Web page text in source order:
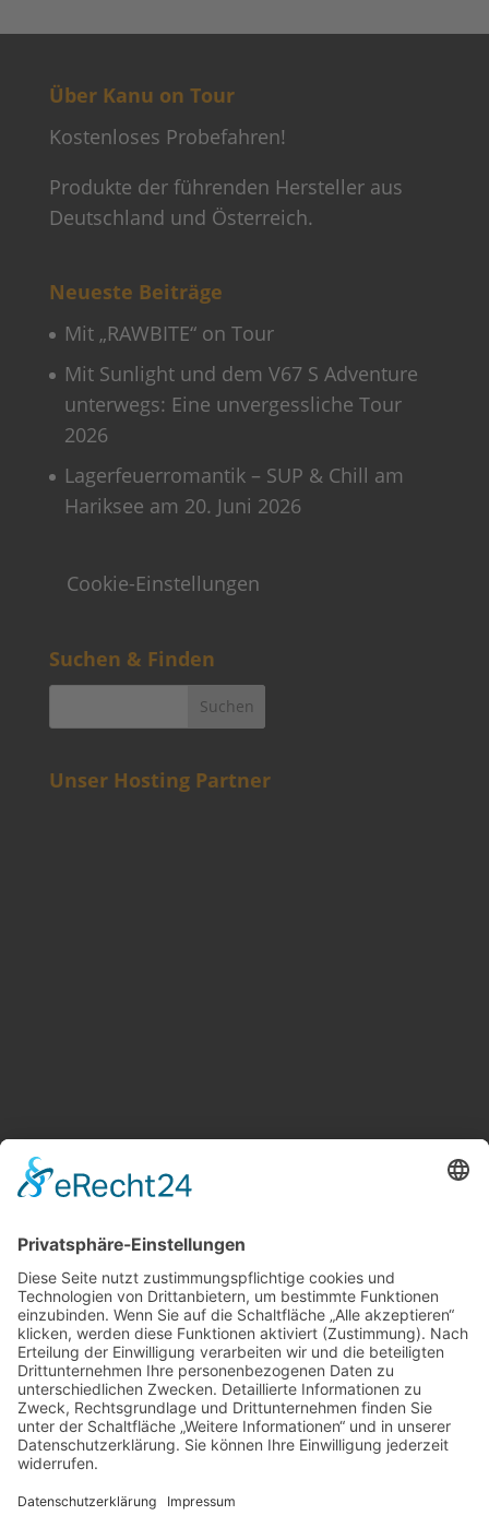
Über Kanu on Tour
Kostenloses Probefahren!
Produkte der führenden Hersteller aus
Deutschland und Österreich.
Neueste Beiträge
Mit „RAWBITE“ on Tour
Mit Sunlight und dem V67 S Adventure
unterwegs: Eine unvergessliche Tour
2026
Lagerfeuerromantik – SUP & Chill am
Hariksee am 20. Juni 2026
Cookie-Einstellungen
Suchen & Finden
Unser Hosting Partner
Weitere Informationen
Kontakt
Newsletter
FAQ
Schlagworte
Datenschutz
Impressum